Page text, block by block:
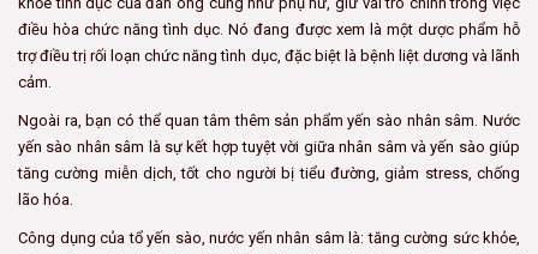
điều hòa chức năng tình dục. Nó đang được xem là một dược phẩm hỗ
trợ điều trị rối loạn chức năng tình dục, đặc biệt là bệnh liệt dương và lãnh
cảm.
Ngoài ra, bạn có thể quan tâm thêm sản phẩm yến sào nhân sâm. Nước
yến sào nhân sâm là sự kết hợp tuyệt vời giữa nhân sâm và yến sào giúp
tăng cường miễn dịch, tốt cho người bị tiểu đường, giảm stress, chống
lão hóa.
Công dụng của tổ yến sào, nước yến nhân sâm là: tăng cường sức khỏe,